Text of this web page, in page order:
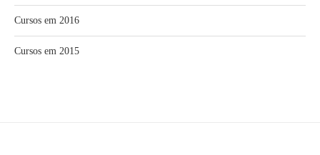
Cursos em 2016
Cursos em 2015